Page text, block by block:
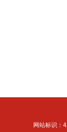
网站标识：